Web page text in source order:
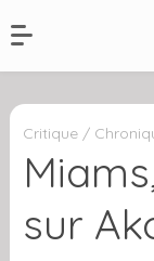
Critique /
sur